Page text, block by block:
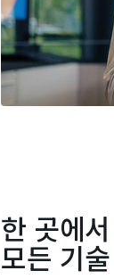
한 곳에
모든 기